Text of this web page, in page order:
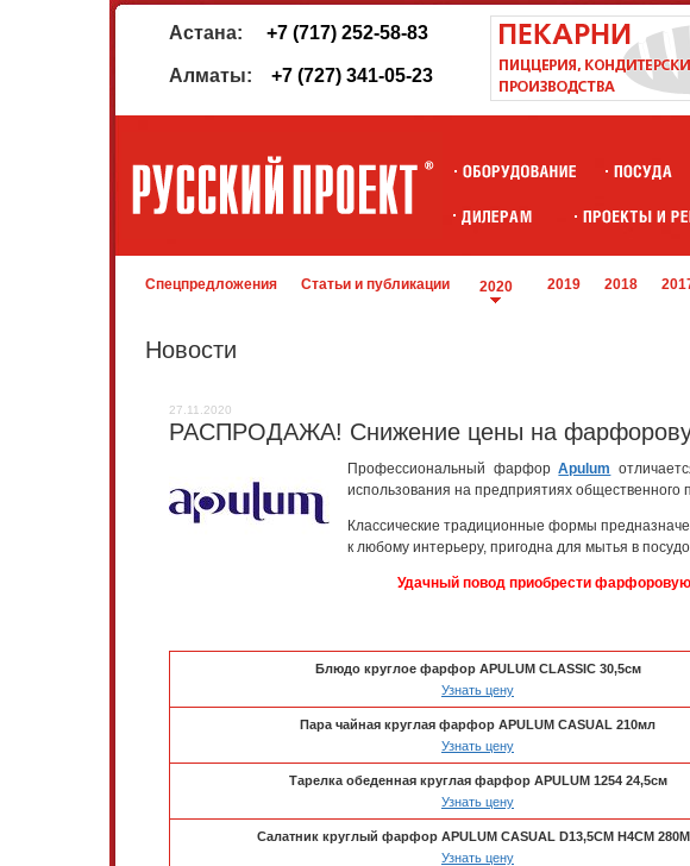
Астана: +7 (717) 252-58-83
Алматы: +7 (727) 341-05-23
Спецпредложения Статьи и публикации 2020 2019 2018
Новости
27.11.2020
РАСПРОДАЖА! Снижение цены на
Профессиональный фарфорApulum
использования на предприятиях
Классические традиционные формы
к любому интерьеру, пригодна для мытья в
Удачный повод приобрести
Блюдо круглое фарфор APULUM CLASSIC 30,5см
Узнать цену
Пара чайная круглая фарфор APULUM CASUAL 210мл
Узнать цену
Тарелка обеденная круглая фарфор APULUM 1254 24,5см
Узнать цену
Салатник круглый фарфор APULUM CASUAL D13,5СМ H4СМ
Узнать цену